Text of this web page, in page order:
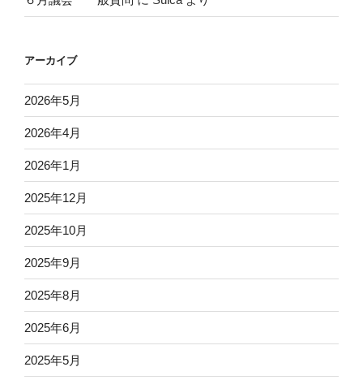
アーカイブ
2026年5月
2026年4月
2026年1月
2025年12月
2025年10月
2025年9月
2025年8月
2025年6月
2025年5月